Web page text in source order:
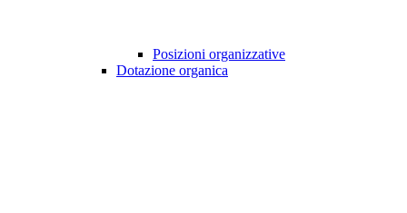
Posizioni organizzative
Dotazione organica